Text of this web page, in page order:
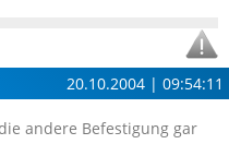
20.10.2004 | 09:54:11
andere Befestigung gar